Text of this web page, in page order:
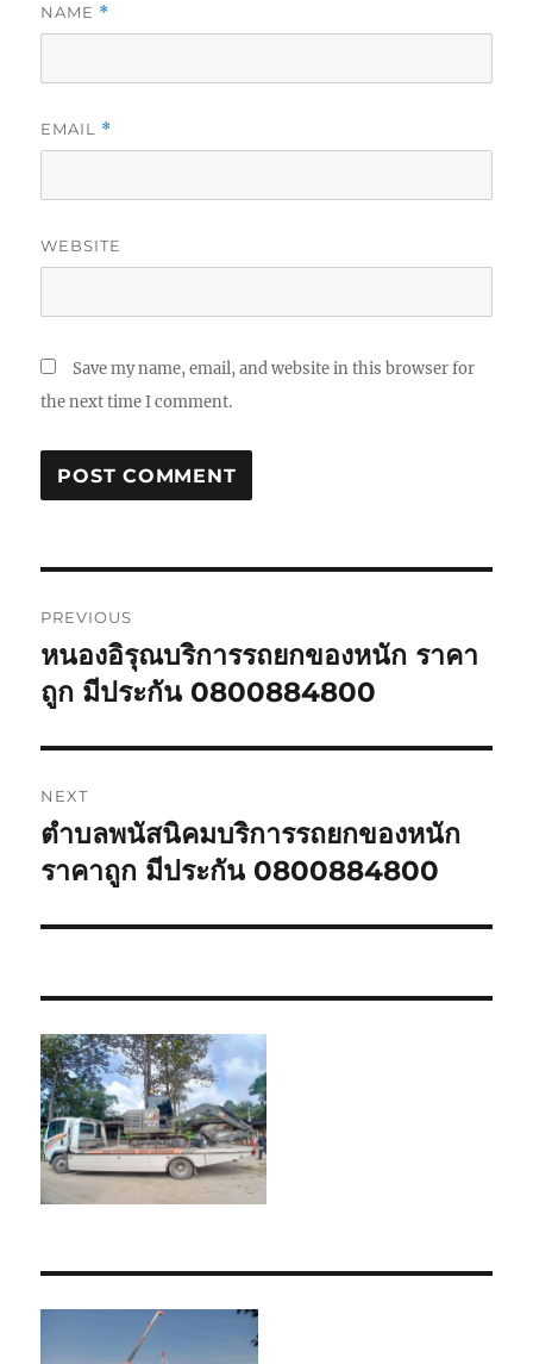
NAME *
EMAIL *
WEBSITE
Save my name, email, and website in this browser for
the next time I comment.
navigation
PREVIOUS
Previous
post:
หนองอิรุณบริการรถยกของหนัก ราคา
ถูก มีประกัน 0800884800
NEXT
Next
post:
ตำบลพนัสนิคมบริการรถยกของหนัก
ราคาถูก มีประกัน 0800884800